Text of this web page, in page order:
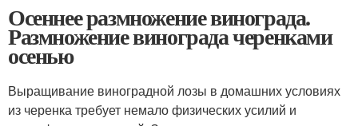
Осеннее размножение винограда.
Размножение винограда черенками
осенью
Выращивание виноградной лозы в домашних условиях
из черенка требует немало физических усилий и